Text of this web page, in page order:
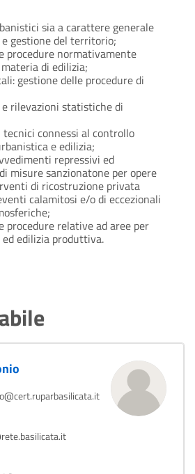
sia a carattere generale
gestione del territorio;
procedure normativamente
di edilizia;
gestione delle procedure di
rilevazioni statistiche di
connessi al controllo
e edilizia;
repressivi ed
misure sanzionatone per opere
di ricostruzione privata
calamitosi e/o di eccezionali
procedure relative ad aree per
edilizia produttiva.